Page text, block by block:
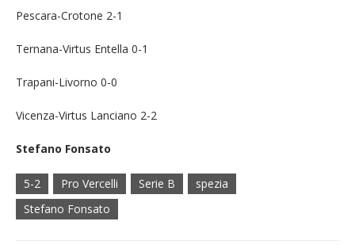
Pescara-Crotone 2-1
Ternana-Virtus Entella 0-1
Trapani-Livorno 0-0
Vicenza-Virtus Lanciano 2-2
Stefano Fonsato
5-2 Pro Vercelli Serie B
spezia
Stefano Fonsato